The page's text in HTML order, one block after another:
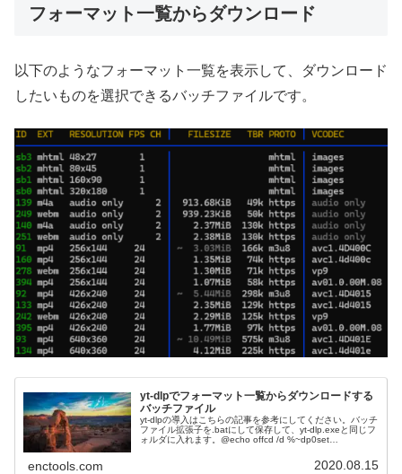
フォーマット一覧からダウンロード
以下のようなフォーマット一覧を表示して、ダウンロード
したいものを選択できるバッチファイルです。
yt-dlpでフォーマット一覧からダウンロードする
バッチファイル
yt-dlpの導入はこちらの記事を参考にしてください。バッチ
ファイル拡張子を.batにして保存して、yt-dlp.exeと同じフ
ォルダに入れます。@echo offcd /d %~dp0set
enctools.com 2020.08.15